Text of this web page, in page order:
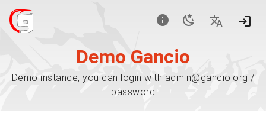
Demo Gancio
Demo instance, you can login with admin@gancio.org /
password